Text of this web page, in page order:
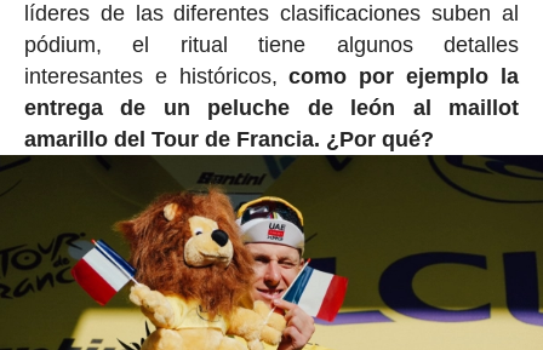
líderes de las diferentes clasificaciones suben al
pódium, el ritual tiene algunos detalles
interesantes e históricos,como por ejemplo la
entrega de un peluche de león al maillot
amarillo del Tour de Francia. ¿Por qué?